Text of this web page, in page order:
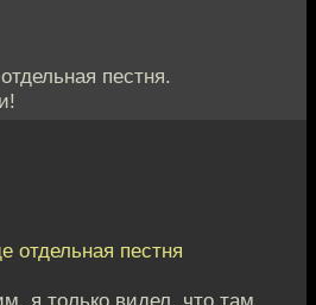
пестня.
отдельная пестня